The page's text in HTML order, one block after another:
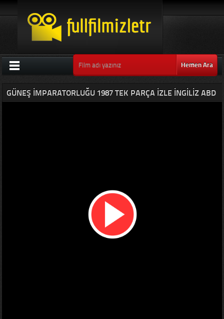
Hemen Ara
GÜNEŞ İMPARATORLUĞU 1987 TEK PARÇA IZLE İNGILIZ ABD